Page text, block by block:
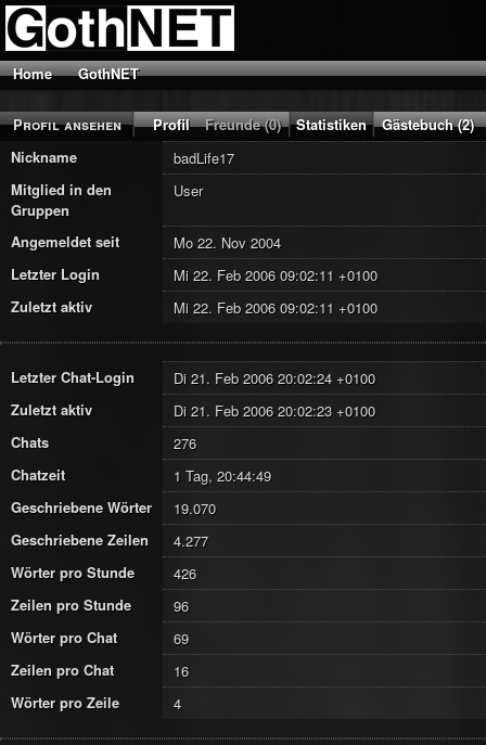
Home GothNET
Profil ansehen Profil Freunde (0) Statistiken
Gästebuch (2)
Nickname
badLife17
Mitglied in den
Gruppen
User
Angemeldet seit
Mo 22. Nov 2004
Letzter Login
Mi 22. Feb 2006 09:02:11 +0100
Zuletzt aktiv
Mi 22. Feb 2006 09:02:11 +0100
Letzter Chat-Login
Di 21. Feb 2006 20:02:24 +0100
Zuletzt aktiv
Di 21. Feb 2006 20:02:23 +0100
Chats
276
Chatzeit
1 Tag, 20:44:49
Geschriebene Wörter
19.070
Geschriebene Zeilen
4.277
Wörter pro Stunde
426
Zeilen pro Stunde
96
Wörter pro Chat
69
Zeilen pro Chat
16
Wörter pro Zeile
4